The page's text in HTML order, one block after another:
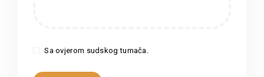
Sa ovjerom sudskog tumača.